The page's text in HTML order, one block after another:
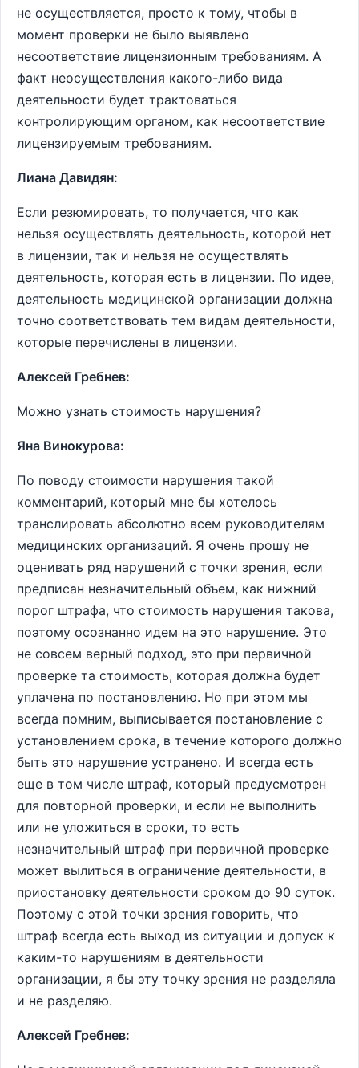
не осуществляется, просто к тому, чтобы в
момент проверки не было выявлено
несоответствие лицензионным требованиям. А
факт неосуществления какого-либо вида
деятельности будет трактоваться
контролирующим органом, как несоответствие
лицензируемым требованиям.
Лиана Давидян:
Если резюмировать, то получается, что как
нельзя осуществлять деятельность, которой нет
в лицензии, так и нельзя не осуществлять
деятельность, которая есть в лицензии. По идее,
деятельность медицинской организации должна
точно соответствовать тем видам деятельности,
которые перечислены в лицензии.
Алексей Гребнев:
Можно узнать стоимость нарушения?
Яна Винокурова:
По поводу стоимости нарушения такой
комментарий, который мне бы хотелось
транслировать абсолютно всем руководителям
медицинских организаций. Я очень прошу не
оценивать ряд нарушений с точки зрения, если
предписан незначительный объем, как нижний
порог штрафа, что стоимость нарушения такова,
поэтому осознанно идем на это нарушение. Это
не совсем верный подход, это при первичной
проверке та стоимость, которая должна будет
уплачена по постановлению. Но при этом мы
всегда помним, выписывается постановление с
установлением срока, в течение которого должно
быть это нарушение устранено. И всегда есть
еще в том числе штраф, который предусмотрен
для повторной проверки, и если не выполнить
или не уложиться в сроки, то есть
незначительный штраф при первичной проверке
может вылиться в ограничение деятельности, в
приостановку деятельности сроком до 90 суток.
Поэтому с этой точки зрения говорить, что
штраф всегда есть выход из ситуации и допуск к
каким-то нарушениям в деятельности
организации, я бы эту точку зрения не разделяла
и не разделяю.
Алексей Гребнев: